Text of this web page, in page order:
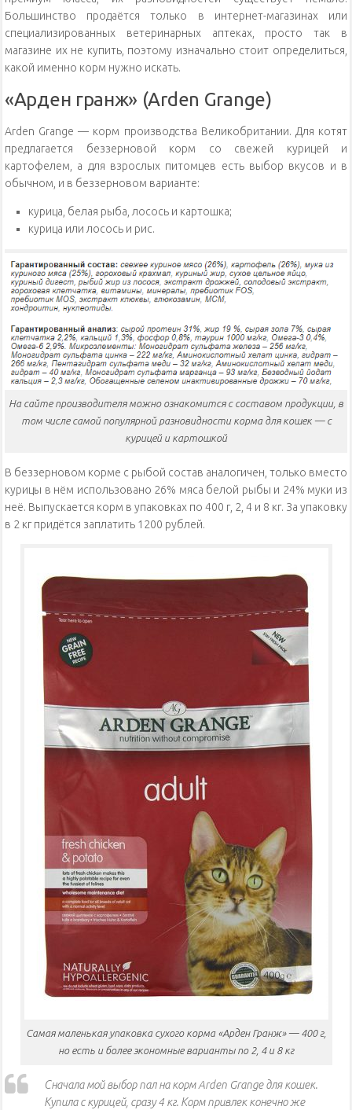
Большинство продаётся только в интернет-магазинах или
специализированных ветеринарных аптеках, просто так в
магазине их не купить, поэтому изначально стоит определиться,
какой именно корм нужно искать.
«Арден гранж» (Arden Grange)
Arden Grange — корм производства Великобритании. Для котят
предлагается беззерновой корм со свежей курицей и
картофелем, а для взрослых питомцев есть выбор вкусов и в
обычном, и в беззерновом варианте:
курица, белая рыба, лосось и картошка;
курица или лосось и рис.
На сайте производителя можно ознакомится с составом продукции, в
том числе самой популярной разновидности корма для кошек — с
курицей и картошкой
В беззерновом корме с рыбой состав аналогичен, только вместо
курицы в нём использовано 26% мяса белой рыбы и 24% муки из
неё. Выпускается корм в упаковках по 400 г, 2, 4 и 8 кг. За упаковку
в 2 кг придётся заплатить 1200 рублей.
Самая маленькая упаковка сухого корма «Арден Гранж» — 400 г,
но есть и более экономные варианты по 2, 4 и 8 кг
Сначала мой выбор пал на корм Arden Grange для кошек.
Купила с курицей, сразу 4 кг. Корм привлек конечно же